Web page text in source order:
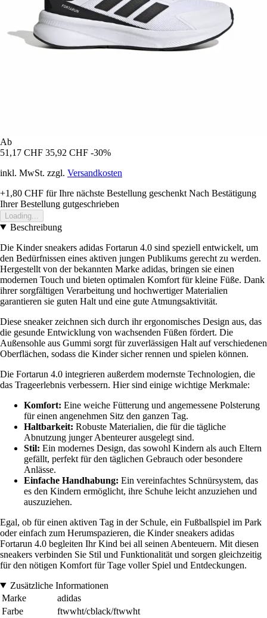
Ab
51,17 CHF 35,92 CHF -30%
inkl. MwSt. zzgl. Versandkosten
+1,80 CHF für Ihre nächste Bestellung geschenkt Nach Bestätigung
Ihrer Bestellung gutgeschrieben
Loading...
Beschreibung
Die Kinder sneakers adidas Fortarun 4.0 sind speziell entwickelt, um
den Bedürfnissen eines aktiven jungen Publikums gerecht zu werden.
Hergestellt von der bekannten Marke adidas, bringen sie einen
modernen Touch und bieten optimalen Komfort für kleine Füße. Dank
ihrer sorgfältigen Verarbeitung und hochwertiger Materialien
garantieren sie guten Halt und eine gute Atmungsaktivität.
Diese sneaker zeichnen sich durch ihr ergonomisches Design aus, das
die gesunde Entwicklung von wachsenden Füßen fördert. Die
Außensohle aus Gummi sorgt für zuverlässigen Halt auf verschiedenen
Oberflächen, sodass die Kinder sicher rennen und spielen können.
Die Fortarun 4.0 integrieren außerdem modernste Technologien, die
das Trageerlebnis verbessern. Hier sind einige wichtige Merkmale:
Komfort: Eine weiche Fütterung und angemessene Polsterung
für einen angenehmen Sitz den ganzen Tag.
Haltbarkeit: Robuste Materialien, die für die tägliche
Abnutzung junger Abenteurer ausgelegt sind.
Stil: Ein modernes Design, das sowohl Kindern als auch Eltern
gefällt, perfekt für den täglichen Gebrauch oder besondere
Anlässe.
Einfache Handhabung: Ein vereinfachtes Schnürsystem, das
es den Kindern ermöglicht, ihre Schuhe leicht anzuziehen und
auszuziehen.
Egal, ob für einen aktiven Tag in der Schule, ein Fußballspiel im Park
oder einfach zum Herumspazieren, die Kinder sneakers adidas
Fortarun 4.0 begleiten Ihr Kind bei all seinen Abenteuern. Mit diesen
sneakers verbinden Sie Stil und Funktionalität und sorgen gleichzeitig
für den nötigen Komfort für Tage voller Spiel und Entdeckungen.
Zusätzliche Informationen
Marke
adidas
Farbe
ftwwht/cblack/ftwwht